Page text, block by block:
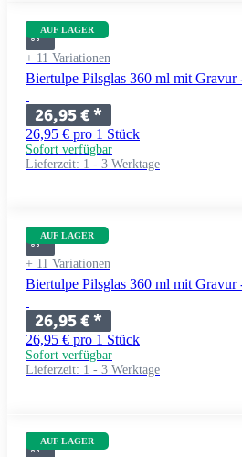
AUF LAGER
+ 11 Variationen
Biertulpe Pilsglas 360 ml mit Gravur
26,95 €*
26,95 € pro 1 Stück
Sofort verfügbar
Lieferzeit: 1 - 3 Werktage
AUF LAGER
+ 11 Variationen
Biertulpe Pilsglas 360 ml mit
26,95 €*
26,95 € pro 1 Stück
Sofort verfügbar
Lieferzeit: 1 - 3 Werktage
AUF LAGER